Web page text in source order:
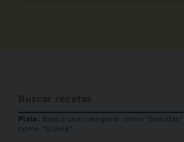
Pista: Busca una categoría como
como "Stevia"